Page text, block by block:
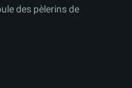
des pèlerins de